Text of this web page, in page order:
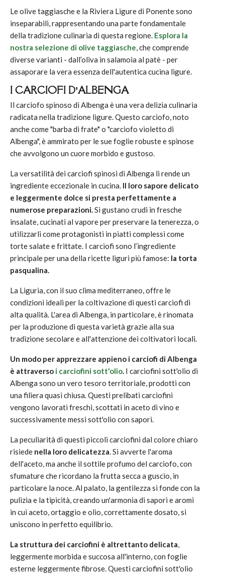
Le olive taggiasche e la Riviera Ligure di Ponente sono
inseparabili, rappresentando una parte fondamentale
della tradizione culinaria di questa regione. Esplora la
nostra selezione di olive taggiasche, che comprende
diverse varianti - dall’oliva in salamoia al patè - per
assaporare la vera essenza dell'autentica cucina ligure.
I CARCIOFI D’ALBENGA
Il carciofo spinoso di Albenga è una vera delizia culinaria
radicata nella tradizione ligure. Questo carciofo, noto
anche come "barba di frate" o "carciofo violetto di
Albenga", è ammirato per le sue foglie robuste e spinose
che avvolgono un cuore morbido e gustoso.
La versatilità dei carciofi spinosi di Albenga li rende un
ingrediente eccezionale in cucina. Il loro sapore delicato
e leggermente dolce si presta perfettamente a
numerose preparazioni.Si gustano crudi in fresche
insalate, cucinati al vapore per preservare la tenerezza, o
utilizzarli come protagonisti in piatti complessi come
torte salate e frittate. I carciofi sono l’ingrediente
principale per una della ricette liguri più famose: la torta
pasqualina.
La Liguria, con il suo clima mediterraneo, offre le
condizioni ideali per la coltivazione di questi carciofi di
alta qualità. L'area di Albenga, in particolare, è rinomata
per la produzione di questa varietà grazie alla sua
tradizione secolare e all'attenzione dei coltivatori locali.
Un modo per apprezzare appieno i carciofi di Albenga
è attraverso i carciofini sott'olio. I carciofini sott'olio di
Albenga sono un vero tesoro territoriale, prodotti con
una filiera quasi chiusa. Questi prelibati carciofini
vengono lavorati freschi, scottati in aceto di vino e
successivamente messi sott'olio con sapori.
La peculiarità di questi piccoli carciofini dal colore chiaro
risiede nella loro delicatezza. Si avverte l'aroma
dell'aceto, ma anche il sottile profumo del carciofo, con
sfumature che ricordano la frutta secca a guscio, in
particolare la noce. Al palato, la gentilezza si fonde con la
pulizia e la tipicità, creando un'armonia di sapori e aromi
in cui aceto, ortaggio e olio, correttamente dosato, si
uniscono in perfetto equilibrio.
La struttura dei carciofini è altrettanto delicata,
leggermente morbida e succosa all'interno, con foglie
esterne leggermente fibrose. Questi carciofini sott'olio